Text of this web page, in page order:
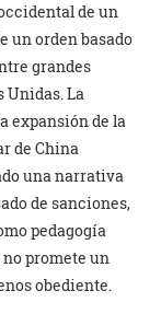
de un
un orden basado
grandes
Unidas. La
expansión de la
de China
una narrativa
de sanciones,
pedagogía
promete un
obediente.